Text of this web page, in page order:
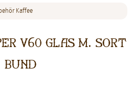
Kaffee
V60 glas m. sort
bund